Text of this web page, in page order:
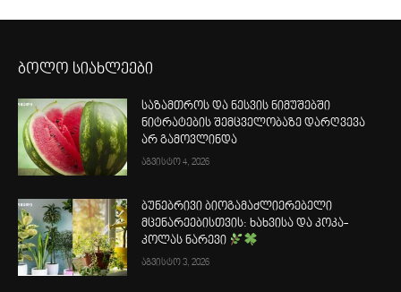
ბოლო სიახლეები
საზამთროს და ნესვის ნიმუშებში
ნიტრატების შემცველობაზე დარღვევა
არ გამოვლინდა
აგვისტო 4, 2026
ბუნებრივი ბიოგამაძლიერებელი
მცენარეებისთვის: ხახვისა და კოკა-
კოლას ნარევი
აგვისტო 3, 2026